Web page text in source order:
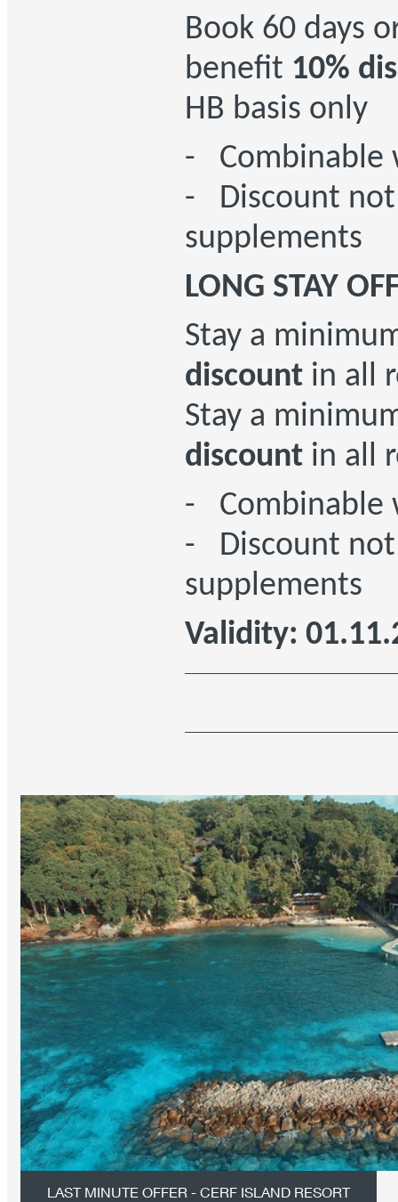
Book 60 days
benefit 10%
HB basis only
- Combinable
- Discount not
supplements
LONG STAY
Stay a
discountin all
Stay a
discountin all
- Combinable
- Discount not
supplements
Validity:
LAST MINUTE OFFER - CERF ISLAND RESORT